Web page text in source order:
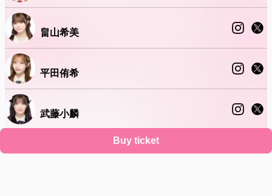
畠山希美
平田侑希
武藤小麟
山﨑空
Buy ticket